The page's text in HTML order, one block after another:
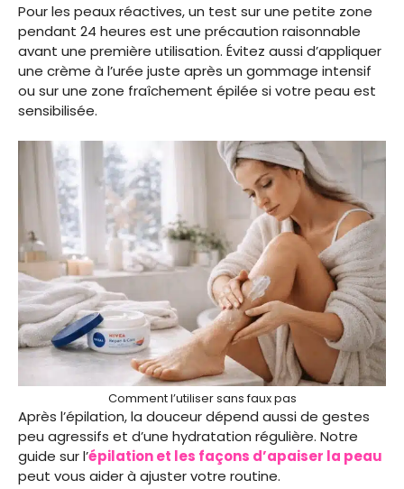
Pour les peaux réactives, un test sur une petite zone
pendant 24 heures est une précaution raisonnable
avant une première utilisation. Évitez aussi d’appliquer
une crème à l’urée juste après un gommage intensif
ou sur une zone fraîchement épilée si votre peau est
sensibilisée.
Comment l’utiliser sans faux pas
Après l’épilation, la douceur dépend aussi de gestes
peu agressifs et d’une hydratation régulière. Notre
guide sur l’épilation et les façons d’apaiser la peau
peut vous aider à ajuster votre routine.